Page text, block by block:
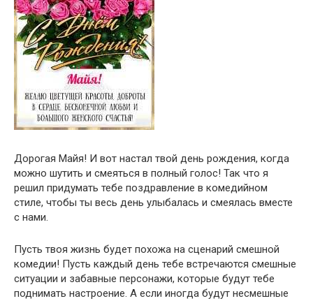
Дорогая Майя! И вот настал твой день рождения, когда
можно шутить и смеяться в полный голос! Так что я
решил придумать тебе поздравление в комедийном
стиле, чтобы ты весь день улыбалась и смеялась вместе
с нами.
Пусть твоя жизнь будет похожа на сценарий смешной
комедии! Пусть каждый день тебе встречаются смешные
ситуации и забавные персонажи, которые будут тебе
поднимать настроение. А если иногда будут несмешные